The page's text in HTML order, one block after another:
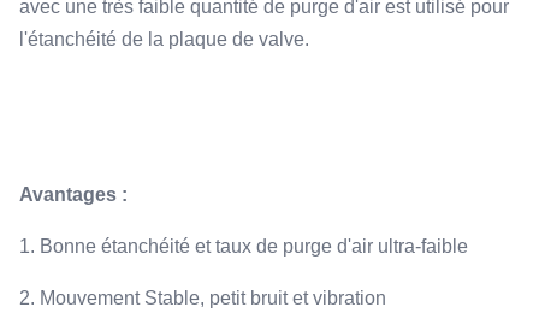
avec une très faible quantité de purge d'air est utilisé pour
l'étanchéité de la plaque de valve.
Avantages :
1. Bonne étanchéité et taux de purge d'air ultra-faible
2. Mouvement Stable, petit bruit et vibration